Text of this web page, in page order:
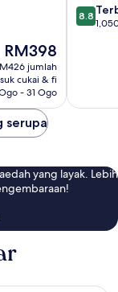
Harga
ialah
RM398
RM398
jumlah
cukai & fi
- 31 Ogo
8.8
8.8
serupa
yang layak. Lebih